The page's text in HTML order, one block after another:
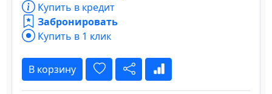
Купить в кредит
Забронировать
Купить в 1 клик
В корзину